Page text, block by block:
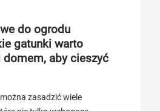
do ogrodu
gatunki warto
aby cieszyć
zasadzić wiele